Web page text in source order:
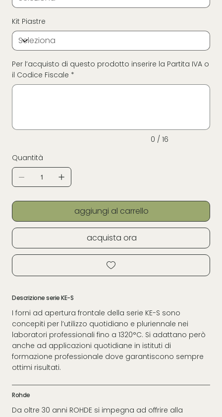
Kit Piastre
Per l’acquisto di questo prodotto inserire la Partita IVA o
il Codice Fiscale *
a
0 / 16
Quantità
aggiungi al carrello
acquista ora
Descrizione serie KE-S
I forni ad apertura frontale della serie KE-S sono
concepiti per l’utilizzo quotidiano e pluriennale nei
laboratori professionali fino a 1320°C. Si adattano però
anche ad applicazioni quotidiane in istituti di
formazione professionale dove garantiscono sempre
ottimi risultati.
Rohde
Da oltre 30 anni ROHDE si impegna ad offrire alla